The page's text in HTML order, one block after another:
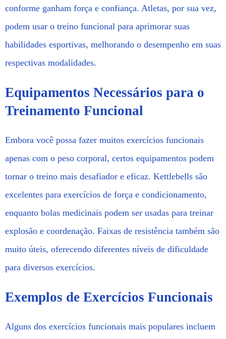
conforme ganham força e confiança. Atletas, por sua vez,
podem usar o treino funcional para aprimorar suas
habilidades esportivas, melhorando o desempenho em suas
respectivas modalidades.
Equipamentos Necessários para o
Treinamento Funcional
Embora você possa fazer muitos exercícios funcionais
apenas com o peso corporal, certos equipamentos podem
tornar o treino mais desafiador e eficaz. Kettlebells são
excelentes para exercícios de força e condicionamento,
enquanto bolas medicinais podem ser usadas para treinar
explosão e coordenação. Faixas de resistência também são
muito úteis, oferecendo diferentes níveis de dificuldade
para diversos exercícios.
Exemplos de Exercícios Funcionais
Alguns dos exercícios funcionais mais populares incluem